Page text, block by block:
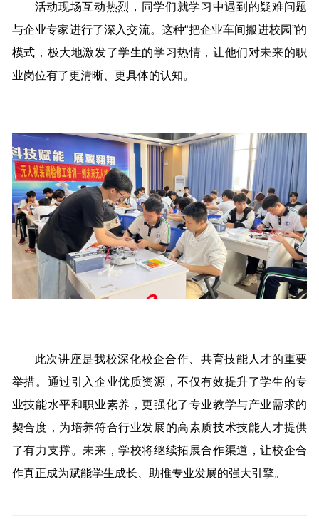
活动现场互动热烈，同学们就学习中遇到的疑难问题
与企业专家进行了深入交流。这种“把企业车间搬进校园”的
模式，极大地激发了学生的学习热情，让他们对未来的职
业岗位有了更清晰、更具体的认知。
此次讲座是我校深化校企合作、共育技能人才的重要
举措。通过引入企业优质资源，不仅有效提升了学生的专
业技能水平和职业素养，更强化了专业教学与产业需求的
契合度，为培养符合行业发展的高素质技术技能人才提供
了有力支撑。未来，学校将继续拓展合作渠道，让校企合
作真正成为赋能学生成长、助推专业发展的强大引擎。